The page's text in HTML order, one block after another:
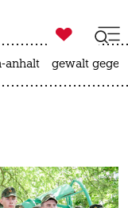

taz zahl ich
anhalt gewalt